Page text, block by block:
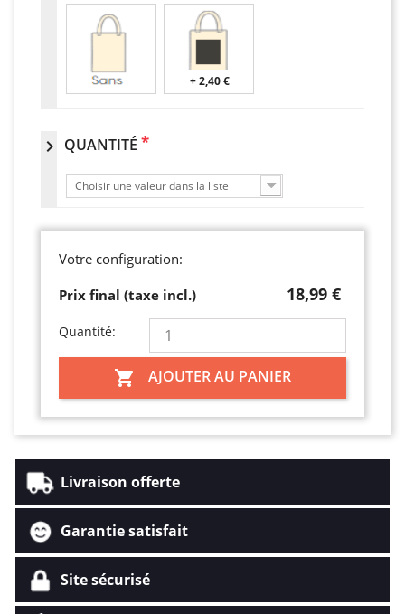
+ 2,40 €
chevron_right QUANTITÉ *
Choisir une valeur dans la liste
Votre configuration:
Prix final (taxe incl.)
18,99 €
Quantité:
 AJOUTER AU PANIER
Livraison offerte
Garantie satisfait
Site sécurisé